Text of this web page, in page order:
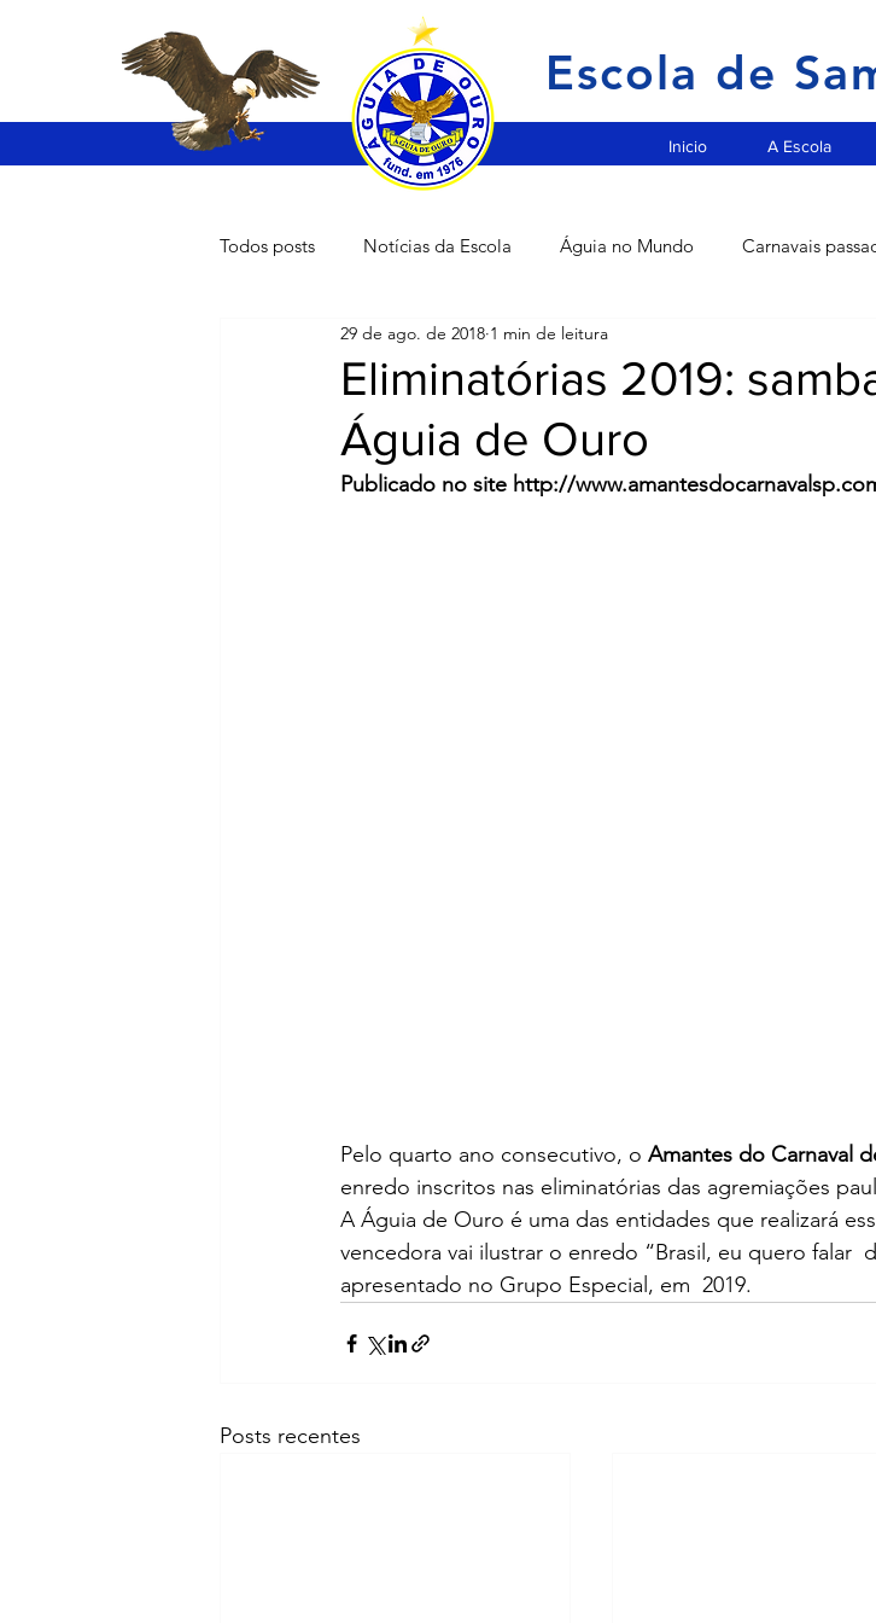
Escola de
Inicio A Escola
Todos posts Notícias da Escola Águia no Mundo Carnavais
Eliminatórias 2019:
Águia de Ouro
29 de ago. de 2018 1 min de leitura
Publicado no site http://
Pelo quarto ano consecutivo, o Amantes do Carnaval
enredo inscritos nas eliminatórias das agremiações
A Águia de Ouro é uma das entidades que realizará
vencedora vai ilustrar o enredo “Brasil, eu quero falar
apresentado no Grupo Especial, em  2019.
Posts recentes